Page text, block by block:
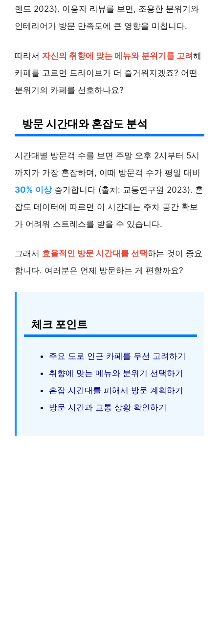
렌드 2023). 이용자 리뷰를 보면, 조용한 분위기와
인테리어가 방문 만족도에 큰 영향을 미칩니다.
따라서 자신의 취향에 맞는 메뉴와 분위기를 고려해
카페를 고르면 드라이브가 더 즐거워지겠죠? 어떤
분위기의 카페를 선호하나요?
방문 시간대와 혼잡도 분석
시간대별 방문객 수를 보면 주말 오후 2시부터 5시
까지가 가장 혼잡하며, 이때 방문객 수가 평일 대비
30% 이상증가합니다 (출처: 교통연구원 2023). 혼
잡도 데이터에 따르면 이 시간대는 주차 공간 확보
가 어려워 스트레스를 받을 수 있습니다.
그래서 효율적인 방문 시간대를 선택하는 것이 중요
합니다. 여러분은 언제 방문하는 게 편할까요?
체크 포인트
주요 도로 인근 카페를 우선 고려하기
취향에 맞는 메뉴와 분위기 선택하기
혼잡 시간대를 피해서 방문 계획하기
방문 시간과 교통 상황 확인하기